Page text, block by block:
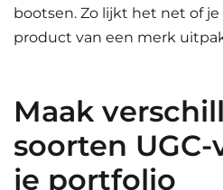
bootsen. Zo lijkt het net of
product van een merk
Maak
soorten UGC-
je portfolio